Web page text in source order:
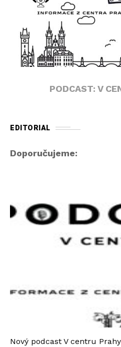
PODCAST: V
EDITORIAL
Doporučujeme:
Nový podcast V centru